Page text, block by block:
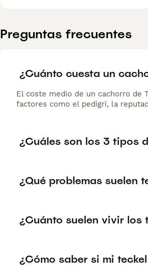
Preguntas frecuentes
¿Cuánto cuesta un
El coste medio de un cachorro de
factores como el pedigrí, la
¿Cuáles son los 3 tipos
¿Qué problemas suelen
¿Cuánto suelen vivir los
¿Cómo saber si mi